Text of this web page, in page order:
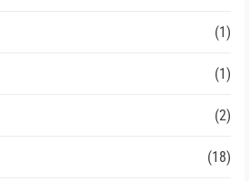
(1)
(1)
(2)
(18)